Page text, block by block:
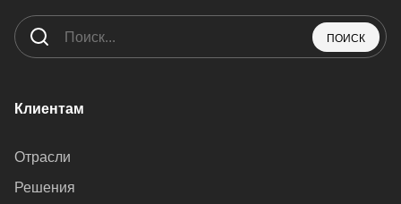
ПОИСК
Клиентам
Отрасли
Решения